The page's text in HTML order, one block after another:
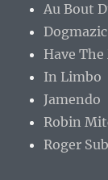
Au Bout
Dogmazic
Have
In Limbo
Jamendo
Robin
Roger